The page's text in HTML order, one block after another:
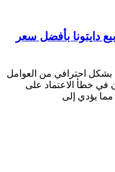
دايتونا بأفضل سعر
بشكل احترافي من العوامل
في خطأ الاعتماد على
يؤدي إلى